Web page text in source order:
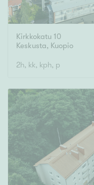
Kirkkokatu 10
Keskusta, Kuopio
2h, kk, kph, p